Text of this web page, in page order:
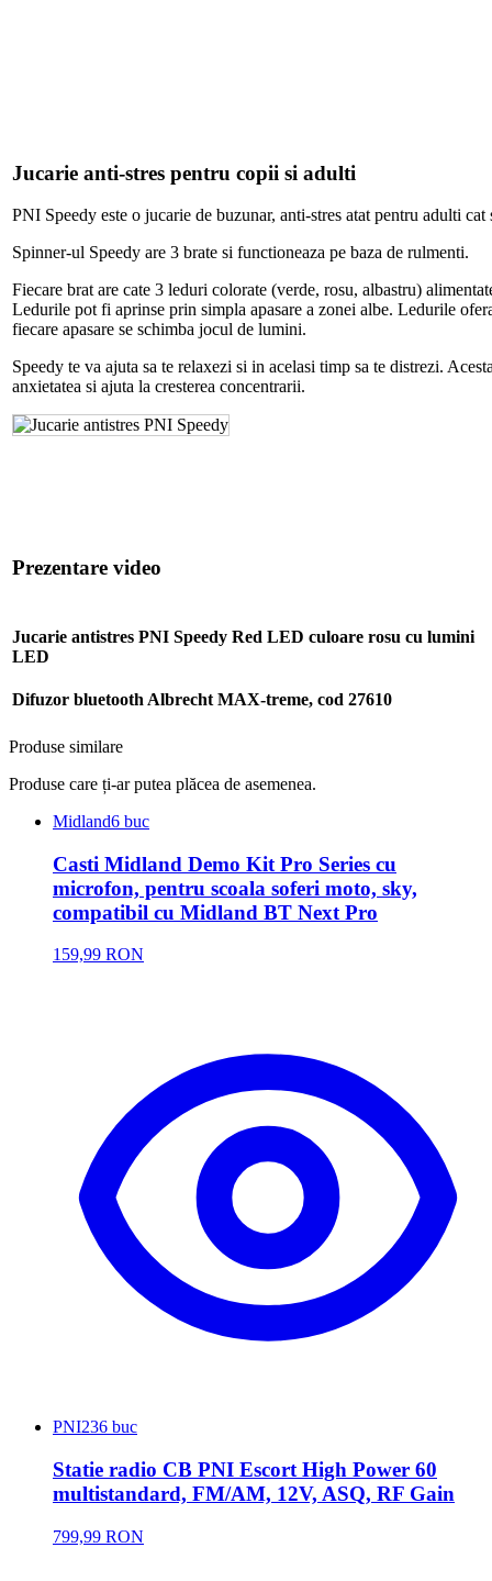
Jucarie anti-stres pentru copii si adulti
PNI Speedy este o jucarie de buzunar, anti-stres atat pentru adulti
Spinner-ul Speedy are 3 brate si functioneaza pe baza de rulmenti.
Fiecare brat are cate 3 leduri colorate (verde, rosu, albastru)
Ledurile pot fi aprinse prin simpla apasare a zonei albe. Ledurile
fiecare apasare se schimba jocul de lumini.
Speedy te va ajuta sa te relaxezi si in acelasi timp sa te distrezi.
anxietatea si ajuta la cresterea concentrarii.
Prezentare video
Jucarie antistres PNI Speedy Red LED culoare rosu cu lumini
LED
Difuzor bluetooth Albrecht MAX-treme, cod 27610
Produse similare
Produse care ți-ar putea plăcea de asemenea.
Midland6 buc
Casti Midland Demo Kit Pro Series cu
microfon, pentru scoala soferi moto, sky,
compatibil cu Midland BT Next Pro
159,99 RON
PNI236 buc
Statie radio CB PNI Escort High Power 60
multistandard, FM/AM, 12V, ASQ, RF Gain
799,99 RON